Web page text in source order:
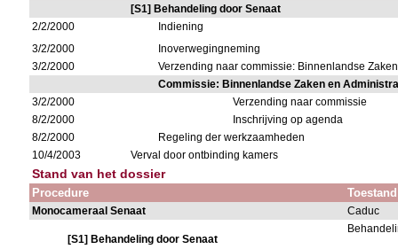
[S1] Behandeling door Senaat
2/2/2000
Indiening
3/2/2000
Inoverwegingneming
3/2/2000
Verzending naar commissie: Binnenlandse
Commissie: Binnenlandse Zaken en
3/2/2000
Verzending naar commissie
8/2/2000
Inschrijving op agenda
8/2/2000
Regeling der werkzaamheden
10/4/2003
Verval door ontbinding kamers
Stand van het dossier
Procedure Toestand
Monocameraal Senaat Caduc
[S1] Behandeling door Senaat